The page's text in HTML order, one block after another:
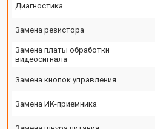
Диагностика
Замена резистора
Замена платы обработки
видеосигнала
Замена кнопок управления
Замена ИК-приемника